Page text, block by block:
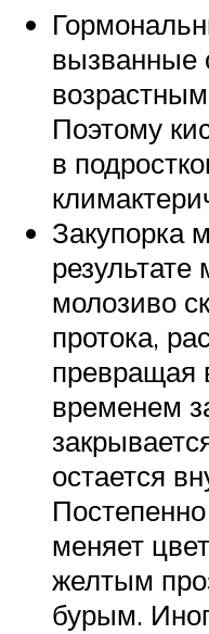
вызванные
Поэтому
в
Закупорка
результате
молозиво
протока,
превращая
временем
остается
меняет
желтым
бурым.